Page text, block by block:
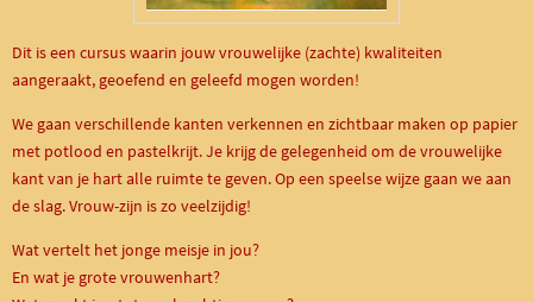
Dit is een cursus waarin jouw vrouwelijke (zachte) kwaliteiten
aangeraakt, geoefend en geleefd mogen worden!
We gaan verschillende kanten verkennen en zichtbaar maken op papier
met potlood en pastelkrijt. Je krijg de gelegenheid om de vrouwelijke
kant van je hart alle ruimte te geven. Op een speelse wijze gaan we aan
de slag. Vrouw-zijn is zo veelzijdig!
Wat vertelt het jonge meisje in jou?
En wat je grote vrouwenhart?